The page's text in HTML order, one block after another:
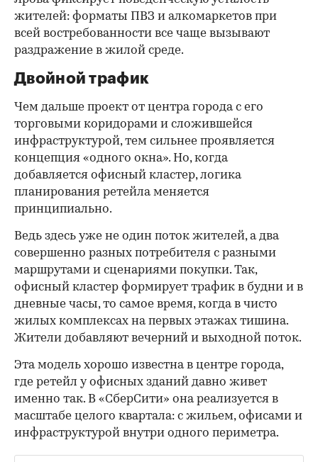
жителей: форматы ПВЗ и алкомаркетов при
всей востребованности все чаще вызывают
раздражение в жилой среде.
Двойной трафик
Чем дальше проект от центра города с его
торговыми коридорами и сложившейся
инфраструктурой, тем сильнее проявляется
концепция «одного окна». Но, когда
добавляется офисный кластер, логика
планирования ретейла меняется
принципиально.
Ведь здесь уже не один поток жителей, а два
совершенно разных потребителя с разными
маршрутами и сценариями покупки. Так,
офисный кластер формирует трафик в будни и в
дневные часы, то самое время, когда в чисто
жилых комплексах на первых этажах тишина.
Жители добавляют вечерний и выходной поток.
Эта модель хорошо известна в центре города,
где ретейл у офисных зданий давно живет
именно так. В «СберСити» она реализуется в
масштабе целого квартала: с жильем, офисами и
инфраструктурой внутри одного периметра.